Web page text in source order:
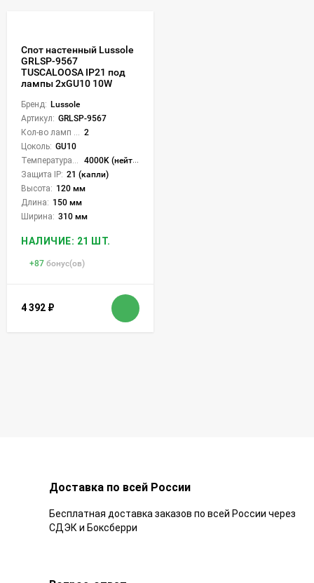
Спот настенный Lussole
GRLSP-9567
TUSCALOOSA IP21 под
лампы 2xGU10 10W
Бренд: Lussole
Артикул: GRLSP-9567
2
Цоколь: GU10
4000K (нейтральный)
Защита IP: 21 (капли)
Высота: 120 мм
Длина: 150 мм
Ширина: 310 мм
НАЛИЧИЕ: 21 ШТ.
+87 бонус(ов)
4 392 ₽
Доставка по всей России
Бесплатная доставка заказов по всей России через
СДЭК и Боксберри